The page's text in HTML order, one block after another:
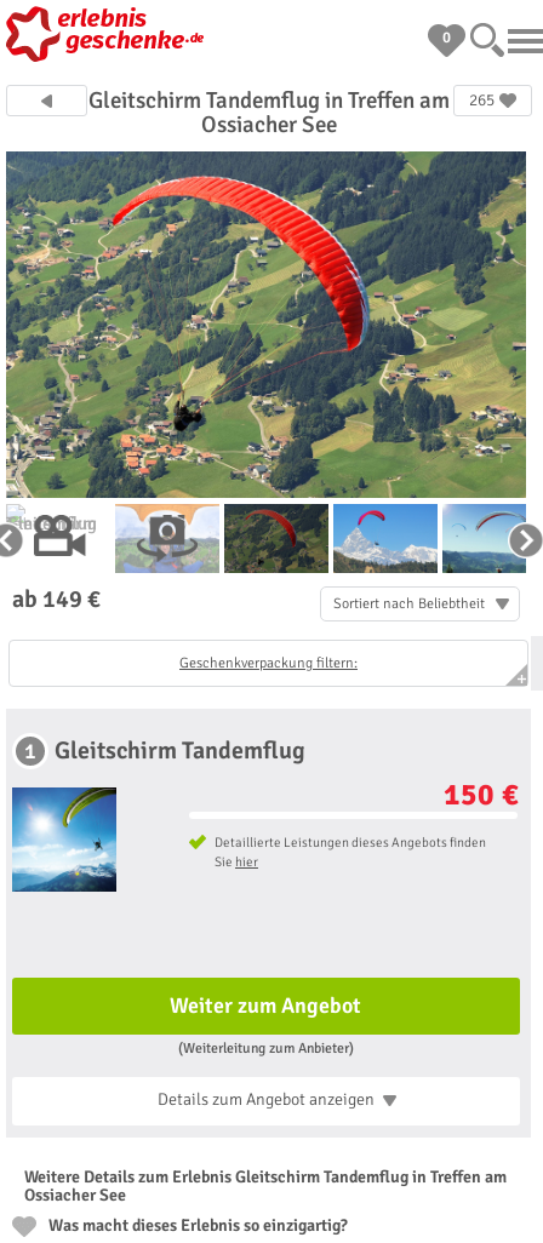
0
Gleitschirm Tandemflug in Treffen am
Ossiacher See
265
ab 149 € Sortiert nach Beliebtheit
Geschenkverpackung filtern:
1 Gleitschirm Tandemflug
150 €
Detaillierte Leistungen dieses Angebots finden
Sie hier
Weiter zum Angebot
(Weiterleitung zum Anbieter)
Details zum Angebotanzeigen
Weitere Details zum Erlebnis Gleitschirm Tandemflug in Treffen am
Ossiacher See
Was macht dieses Erlebnis so einzigartig?